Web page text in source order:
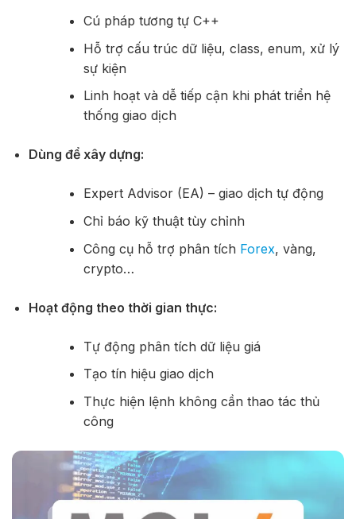
Cú pháp tương tự C++
Hỗ trợ cấu trúc dữ liệu, class, enum, xử lý
sự kiện
Linh hoạt và dễ tiếp cận khi phát triển hệ
thống giao dịch
Dùng để xây dựng:
Expert Advisor (EA) – giao dịch tự động
Chỉ báo kỹ thuật tùy chỉnh
Công cụ hỗ trợ phân tích Forex, vàng,
crypto…
Hoạt động theo thời gian thực:
Tự động phân tích dữ liệu giá
Tạo tín hiệu giao dịch
Thực hiện lệnh không cần thao tác thủ
công